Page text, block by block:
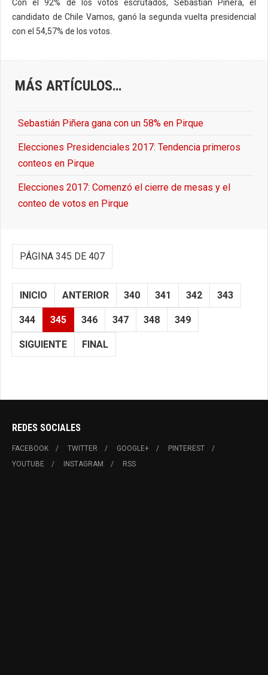
Con el 92% de los votos escrutados, Sebastián Piñera, el
candidato de Chile Vamos, ganó la segunda vuelta presidencial
con el 54,57% de los votos.
MÁS ARTÍCULOS…
Sebastián Piñera gana con un 58% en Pirque
Elecciones Presidenciales 2017: Tendencia primeros
conteos en Pirque
Elecciones 2017: Comenzó el cierre de mesas y el
conteo de votos en Pirque
PÁGINA 345 DE 407
INICIO ANTERIOR 340 341 342 343
344 345 346 347 348 349
SIGUIENTE FINAL
REDES SOCIALES
FACEBOOK TWITTER GOOGLE+
PINTEREST
YOUTUBE
INSTAGRAM RSS